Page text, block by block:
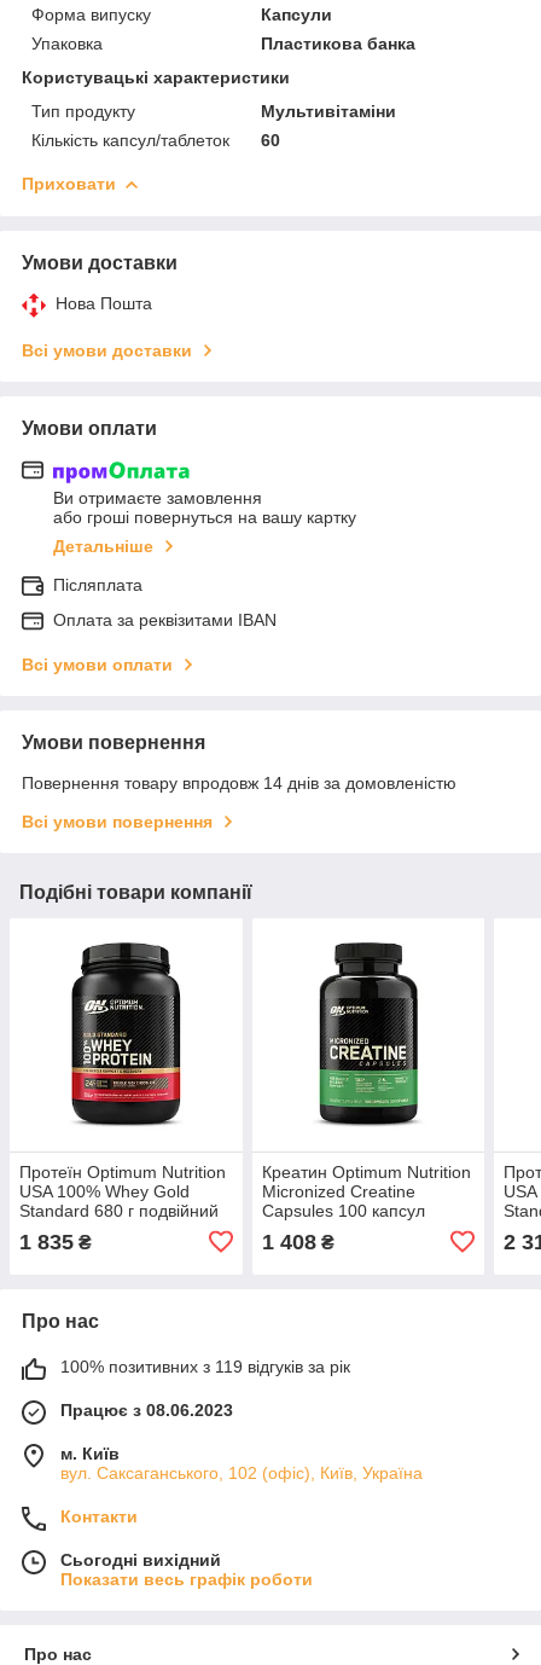
Форма випуску
Капсули
Упаковка
Пластикова банка
Користувацькі характеристики
Тип продукту
Мультивітаміни
Кількість капсул/таблеток
60
Приховати
Умови доставки
Нова Пошта
Всі умови доставки
Умови оплати
Ви отримаєте замовлення
або гроші повернуться на вашу картку
Детальніше
Післяплата
Оплата за реквізитами IBAN
Всі умови оплати
Умови повернення
Повернення товару впродовж 14 днів за домовленістю
Всі умови повернення
Подібні товари компанії
Протеїн Optimum Nutrition
USA 100% Whey Gold
Standard 680 г подвійний
1 835 ₴
Креатин Optimum Nutrition
Micronized Creatine
Capsules 100 капсул
1 408₴ 2
Про нас
100% позитивних з 119 відгуків за рік
Працює з 08.06.2023
м. Київ
вул. Саксаганського, 102 (офіс), Київ, Україна
Контакти
Сьогодні вихідний
Показати весь графік роботи
Про нас